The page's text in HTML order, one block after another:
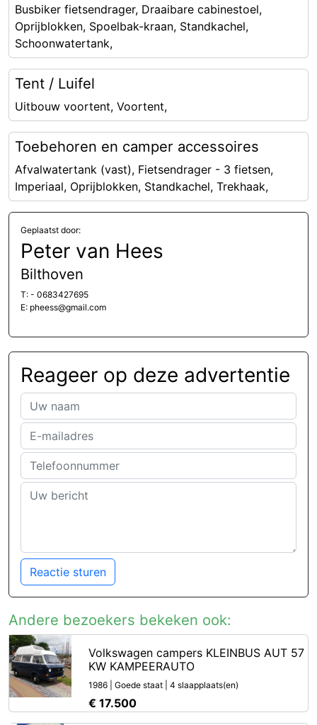
Busbiker fietsendrager, Draaibare cabinestoel,
Oprijblokken, Spoelbak-kraan, Standkachel,
Schoonwatertank,
Tent / Luifel
Uitbouw voortent, Voortent,
Toebehoren en camper accessoires
Afvalwatertank (vast), Fietsendrager - 3 fietsen,
Imperiaal, Oprijblokken, Standkachel, Trekhaak,
Geplaatst door:
Peter van Hees
Bilthoven
T: - 0683427695
E: pheess@gmail.com
Reageer op deze advertentie
Reactie sturen
Andere bezoekers bekeken ook:
Volkswagen campers KLEINBUS AUT 57
KW KAMPEERAUTO
1986 | Goede staat | 4 slaapplaats(en)
€ 17.500